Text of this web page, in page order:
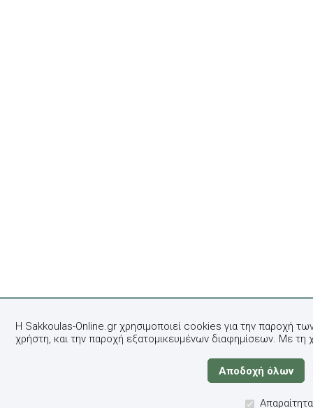
Η Sakkoulas-Online.gr χρησιμοποιεί cookies για την παροχή
χρήστη, και την παροχή εξατομικευμένων διαφημίσεων. Με